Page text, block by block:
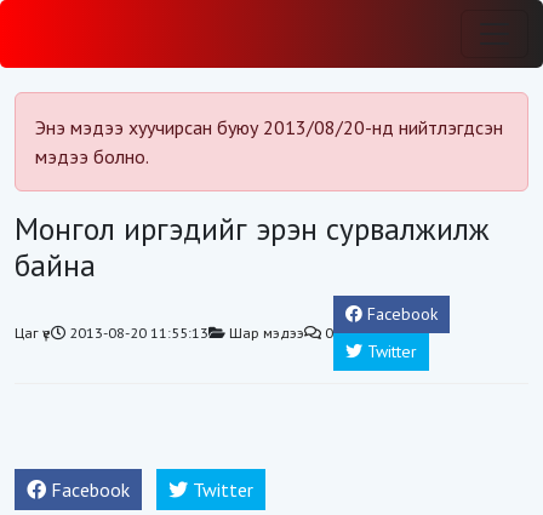
Энэ мэдээ хуучирсан буюу 2013/08/20-нд нийтлэгдсэн
мэдээ болно.
Монгол иргэдийг эрэн сурвалжилж
байна
Цаг үе 2013-08-20 11:55:13 Шар мэдээ 0
Facebook
Twitter
Facebook Twitter